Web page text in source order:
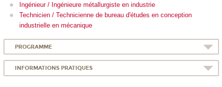
Ingénieur / Ingénieure métallurgiste en industrie
Technicien / Technicienne de bureau d'études en conception
industrielle en mécanique
PROGRAMME
INFORMATIONS PRATIQUES